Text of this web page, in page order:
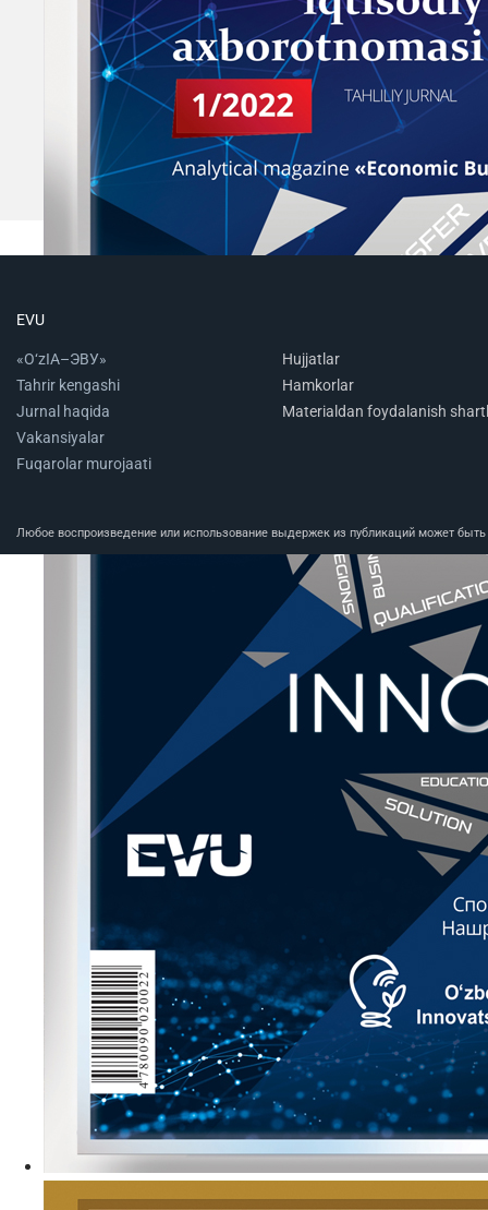
EVU
«O‘zIA–ЭВУ»
Tahrir kengashi
Jurnal haqida
Vakansiyalar
Fuqarolar murojaati
Hujjatlar
Hamkorlar
Materialdan foydalanish
Любое воспроизведение или использование выдержек из публикаций может